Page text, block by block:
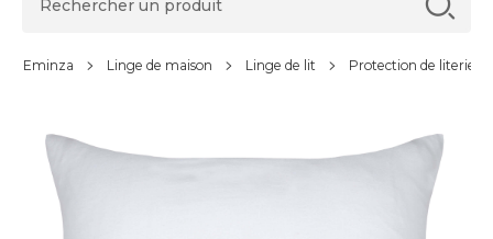
Eminza Linge de maison Linge de lit Protection de literie